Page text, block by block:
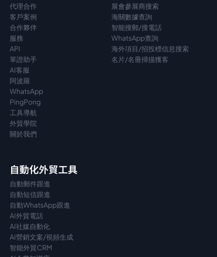
代理合作
客戶案例
合作夥伴
服務
API
單證助手
AI客服
阿波羅
WhatsApp
PingPong
工具導航
外貿學院
關於我們
展會參展商搜索
海關數據查詢
智能搜郵/搜電話
WhatsApp查詢
海外項目/招投標信息搜索
名片/名冊掃描獲客
自動化外貿工具
自動郵件跟進
自動短信跟進
自動WhatsApp跟進
AI外貿電話
AI社媒自動化
AI營銷文案/視頻生成
智能外貿CRM